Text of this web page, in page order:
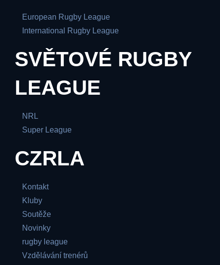
European Rugby League
International Rugby League
SVĚTOVÉ RUGBY
LEAGUE
NRL
Super League
CZRLA
Kontakt
Kluby
Soutěže
Novinky
rugby league
Vzdělávání trenérů